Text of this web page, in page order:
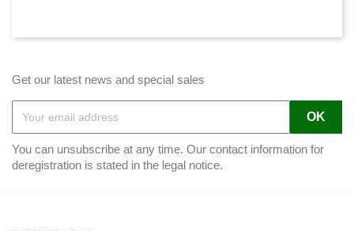
Get our latest news and special sales
You can unsubscribe at any time. Our contact information for
deregistration is stated in the legal notice.